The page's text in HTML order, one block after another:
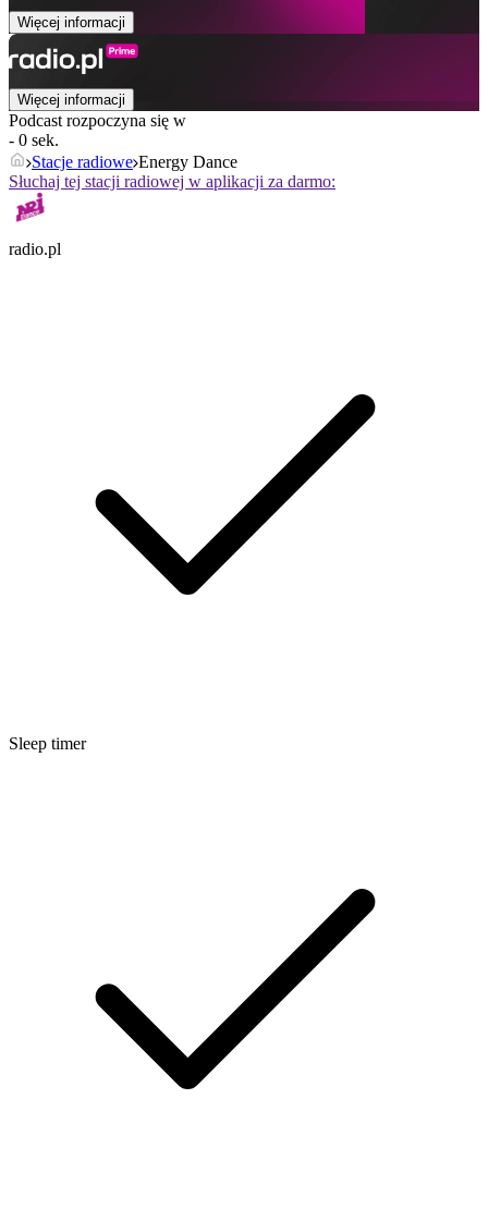
Więcej informacji
Więcej informacji
Podcast rozpoczyna się w
- 0 sek.
Stacje radiowe Energy Dance
Słuchaj tej stacji radiowej w aplikacji za darmo:
radio.pl
Sleep timer